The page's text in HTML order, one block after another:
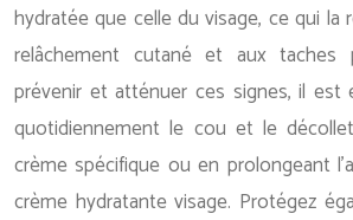
hydratée que celle du visage, ce qui la
relâchement cutané et aux taches
prévenir et atténuer ces signes, il est
quotidiennement le cou et le
crème spécifique ou en prolongeant
crème hydratante visage. Protégez